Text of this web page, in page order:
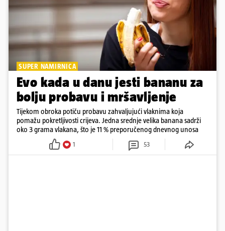
SUPER NAMIRNICA
Evo kada u danu jesti bananu za
bolju probavu i mršavljenje
Tijekom obroka potiču probavu zahvaljujući vlaknima koja
pomažu pokretljivosti crijeva. Jedna srednje velika banana sadrži
oko 3 grama vlakana, što je 11 % preporučenog dnevnog unosa
1 53